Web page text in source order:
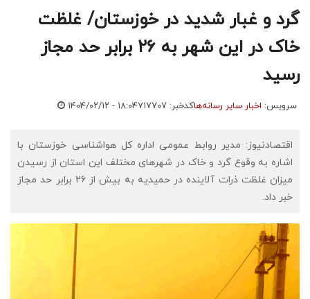
گرد و غبار شدید در خوزستان/ غلظت
خاک در این شهر به ۲۶ برابر حد مجاز
رسید
سرویس: اخبار سایر رسانه‌هاکدخبر: ۷۱۷۷۰۷ ۱۴۰۴/۰۲/۱۲ - ۱۸:۰۴
اقتصادنیوز: مدیر روابط عمومی اداره کل هواشناسی خوزستان با
اشاره به وقوع گرد و خاک در شهرهای مختلف این استان از رسیدن
میزان غلظت ذرات آلاینده در حمیدیه به بیش از ۲۶ برابر حد مجاز
خبر داد.